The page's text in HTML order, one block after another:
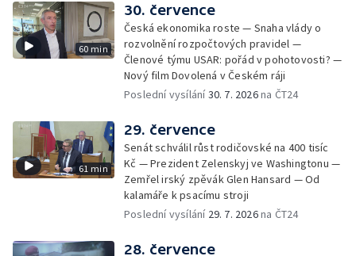
60 min
30. července
Česká ekonomika roste — Snaha vlády o
rozvolnění rozpočtových pravidel —
Členové týmu USAR: pořád v pohotovosti? —
Nový film Dovolená v Českém ráji
Poslední vysílání30. 7. 2026na ČT24
61 min
29. července
Senát schválil růst rodičovské na 400 tisíc
Kč — Prezident Zelenskyj ve Washingtonu —
Zemřel irský zpěvák Glen Hansard — Od
kalamáře k psacímu stroji
Poslední vysílání 29. 7. 2026na ČT24
28. července